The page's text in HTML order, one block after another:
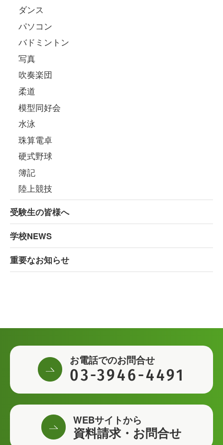
ダンス
パソコン
バドミントン
写真
吹奏楽団
柔道
模型同好会
水泳
珠算電卓
硬式野球
簿記
陸上競技
受験生の皆様へ
学校NEWS
重要なお知らせ
お電話でのお問合せ
03-3946-4491
WEBサイトから
資料請求・お問合せ